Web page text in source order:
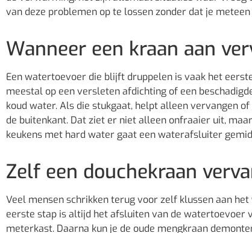
van deze problemen op te lossen zonder dat je
Wanneer een kraan aan
Een watertoevoer die blijft druppelen is vaak het
meestal op een versleten afdichting of een
koud water. Als die stukgaat, helpt alleen vervangen
de buitenkant. Dat ziet er niet alleen onfraaier uit,
keukens met hard water gaat een waterafsluiter
Zelf een douchekraan
Veel mensen schrikken terug voor zelf klussen aan
eerste stap is altijd het afsluiten van de watertoevoer
meterkast. Daarna kun je de oude mengkraan